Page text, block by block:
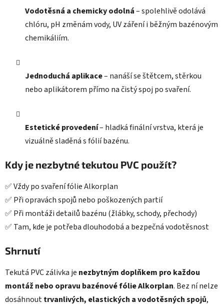
Vodotěsná a chemicky odolná– spolehlivě odolává
chlóru, pH změnám vody, UV záření i běžným bazénovým
chemikáliím.
Jednoduchá aplikace– nanáší se štětcem, stěrkou
nebo aplikátorem přímo na čistý spoj po svaření.
Estetické provedení– hladká finální vrstva, která je
vizuálně sladěná s fólií bazénu.
Kdy je nezbytné tekutou PVC použít?
✅ Vždy po svaření fólie Alkorplan
✅ Při opravách spojů nebo poškozených partií
✅ Při montáži detailů bazénu (žlábky, schody, přechody)
✅ Tam, kde je potřeba dlouhodobá a bezpečná vodotěsnost
Shrnutí
Tekutá PVC zálivka je nezbytným doplňkem pro každou
montáž nebo opravu bazénové fólie Alkorplan. Bez ní nelze
dosáhnouttrvanlivých, elastických a vodotěsných spojů,